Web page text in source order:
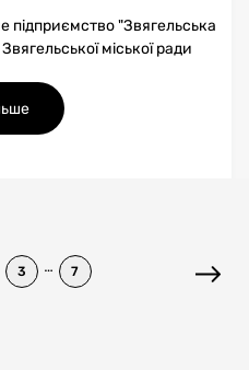
підприємство "Звягельська
міської ради
3 … 7